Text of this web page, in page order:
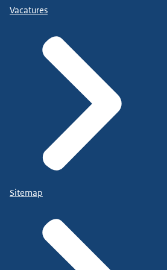
Vacatures
Sitemap